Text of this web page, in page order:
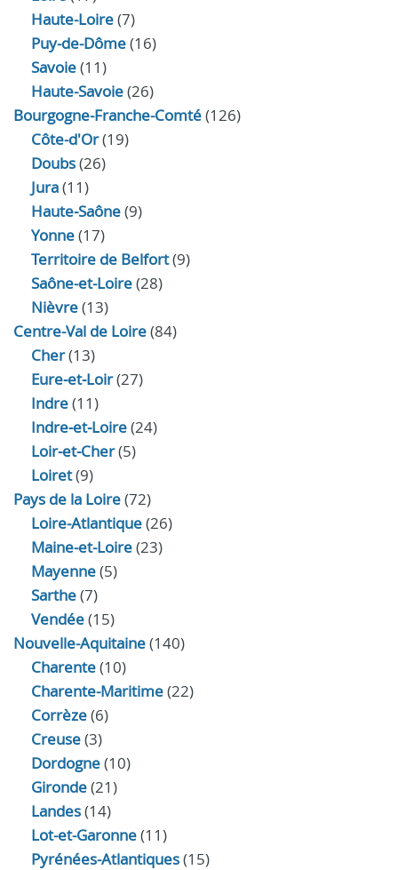
Haute-Loire(7)
Puy-de-Dôme(16)
Savoie(11)
Haute-Savoie(26)
Bourgogne-Franche-Comté(126)
Côte-d'Or(19)
Doubs(26)
Jura(11)
Haute‑Saône(9)
Yonne(17)
Territoire de Belfort(9)
Saône-et-Loire(28)
Nièvre(13)
Centre-Val de Loire(84)
Cher(13)
Eure‑et‑Loir(27)
Indre(11)
Indre‑et‑Loire(24)
Loir‑et‑Cher(5)
Loiret(9)
Pays de la Loire(72)
Loire-Atlantique(26)
Maine-et-Loire(23)
Mayenne(5)
Sarthe(7)
Vendée(15)
Nouvelle-Aquitaine(140)
Charente(10)
Charente-Maritime(22)
Corrèze(6)
Creuse(3)
Dordogne(10)
Gironde(21)
Landes(14)
Lot-et-Garonne(11)
Pyrénées-Atlantiques(15)